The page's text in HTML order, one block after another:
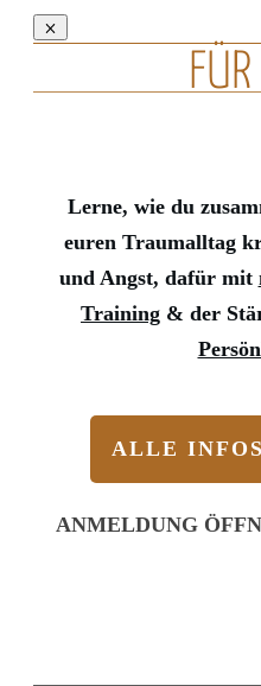
Lerne, wie du
euren Traumalltag
und Angst, dafür mit
Training & der
ALLE
ANMELDUNG